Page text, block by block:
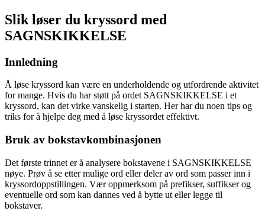
Slik løser du kryssord med
SAGNSKIKKELSE
Innledning
Å løse kryssord kan være en underholdende og utfordrende aktivitet
for mange. Hvis du har støtt på ordet SAGNSKIKKELSE i et
kryssord, kan det virke vanskelig i starten. Her har du noen tips og
triks for å hjelpe deg med å løse kryssordet effektivt.
Bruk av bokstavkombinasjonen
Det første trinnet er å analysere bokstavene i SAGNSKIKKELSE
nøye. Prøv å se etter mulige ord eller deler av ord som passer inn i
kryssordoppstillingen. Vær oppmerksom på prefikser, suffikser og
eventuelle ord som kan dannes ved å bytte ut eller legge til
bokstaver.